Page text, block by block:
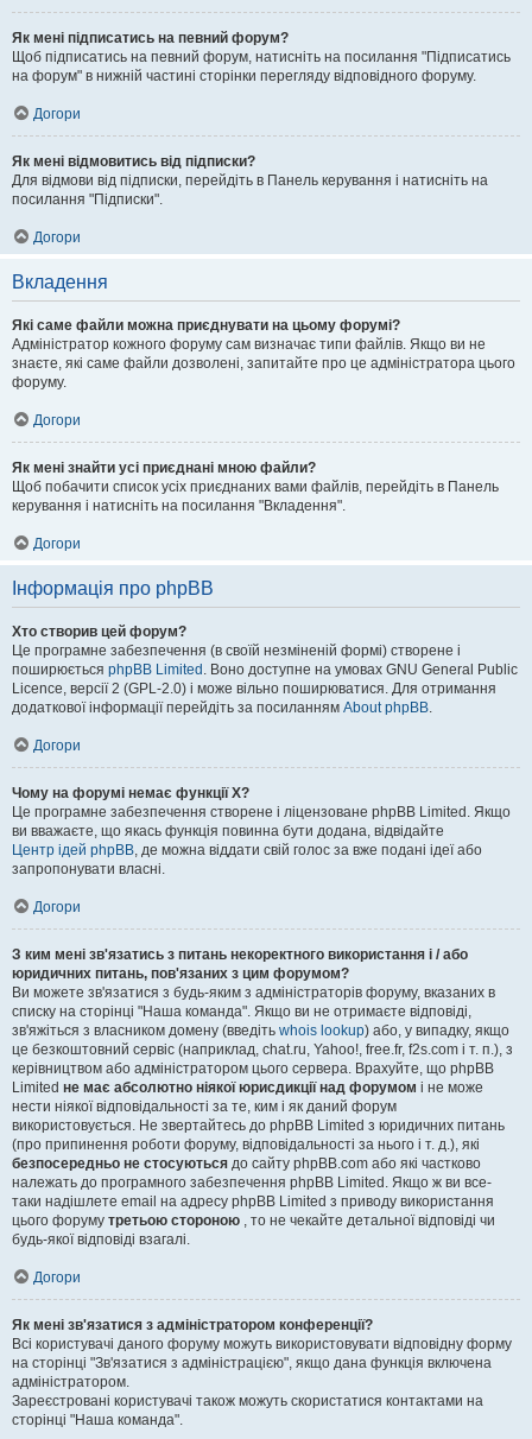
Як мені підписатись на певний форум?
Щоб підписатись на певний форум, натисніть на посилання "Підписатись
на форум" в нижній частині сторінки перегляду відповідного форуму.
Догори
Як мені відмовитись від підписки?
Для відмови від підписки, перейдіть в Панель керування і натисніть на
посилання "Підписки".
Догори
Вкладення
Які саме файли можна приєднувати на цьому форумі?
Адміністратор кожного форуму сам визначає типи файлів. Якщо ви не
знаєте, які саме файли дозволені, запитайте про це адміністратора цього
форуму.
Догори
Як мені знайти усі приєднані мною файли?
Щоб побачити список усіх приєднаних вами файлів, перейдіть в Панель
керування і натисніть на посилання "Вкладення".
Догори
Інформація про phpBB
Хто створив цей форум?
Це програмне забезпечення (в своїй незміненій формі) створене і
поширюється phpBB Limited . Воно доступне на умовах GNU General Public
Licence, версії 2 (GPL-2.0) і може вільно поширюватися. Для отримання
додаткової інформації перейдіть за посиланням About phpBB.
Догори
Чому на форумі немає функції X?
Це програмне забезпечення створене і ліцензоване phpBB Limited. Якщо
ви вважаєте, що якась функція повинна бути додана, відвідайте
Центр ідей phpBB, де можна віддати свій голос за вже подані ідеї або
запропонувати власні.
Догори
З ким мені зв'язатись з питань некоректного використання і / або
юридичних питань, пов'язаних з цим форумом?
Ви можете зв'язатися з будь-яким з адміністраторів форуму, вказаних в
списку на сторінці "Наша команда". Якщо ви не отримаєте відповіді,
зв'яжіться з власником домену (введіть whois lookup) або, у випадку, якщо
це безкоштовний сервіс (наприклад, chat.ru, Yahoo!, free.fr, f2s.com і т. п.), з
керівництвом або адміністратором цього сервера. Врахуйте, що phpBB
Limited не має абсолютно ніякої юрисдикції над форумом і не може
нести ніякої відповідальності за те, ким і як даний форум
використовується. Не звертайтесь до phpBB Limited з юридичних питань
(про припинення роботи форуму, відповідальності за нього і т. д.), які
безпосередньо не стосуються до сайту phpBB.com або які частково
належать до програмного забезпечення phpBB Limited. Якщо ж ви все-
таки надішлете email на адресу phpBB Limited з приводу використання
цього форуму третьою стороною , то не чекайте детальної відповіді чи
будь-якої відповіді взагалі.
Догори
Як мені зв'язатися з адміністратором конференції?
Всі користувачі даного форуму можуть використовувати відповідну форму
на сторінці "Зв'язатися з адміністрацією", якщо дана функція включена
адміністратором.
Зареєстровані користувачі також можуть скористатися контактами на
сторінці "Наша команда".